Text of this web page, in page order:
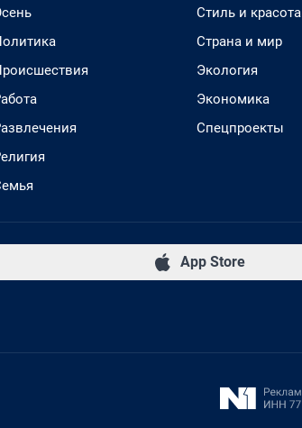
Стиль и красота
Страна и мир
Экология
Экономика
Спецпроекты
App Store